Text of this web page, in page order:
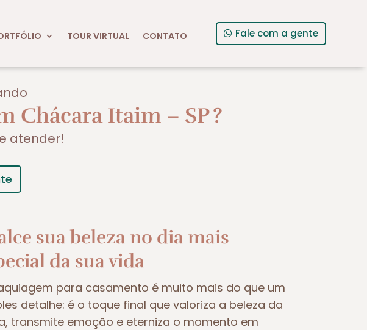
TOUR VIRTUAL CONTATO Fale com a gente
Chácara Itaim – SP?
atender!
sua beleza no dia mais
da sua vida
para casamento é muito mais do que um
detalhe: é o toque final que valoriza a beleza da
transmite emoção e eterniza o momento em